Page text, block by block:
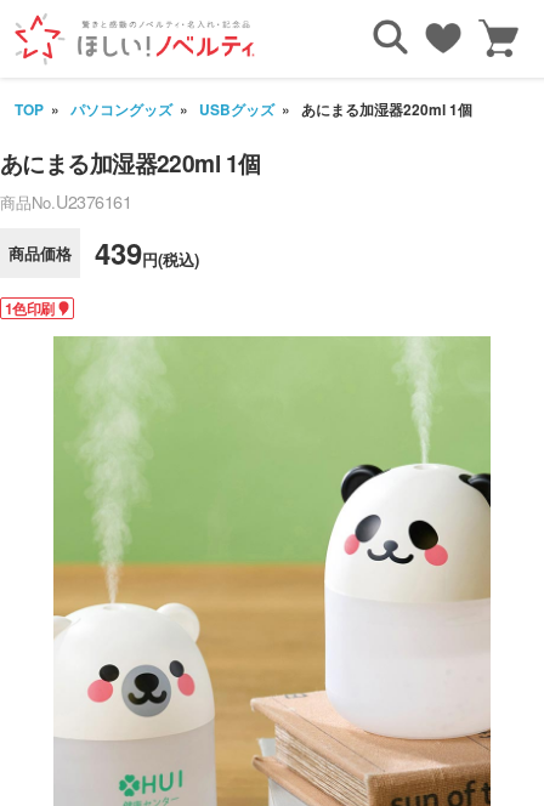
TOP パソコングッズ USBグッズ あにまる加湿器220ml 1個
あにまる加湿器220ml 1個
商品No.U2376161
商品価格 439円(税込)
1色印刷